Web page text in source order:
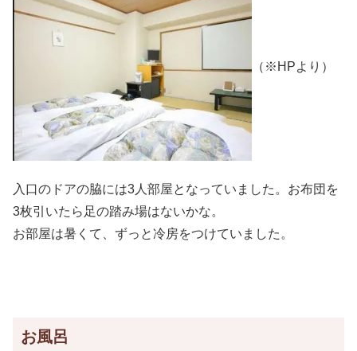
（※HPより）
入口のドアの脇には3人部屋となっていました。お布団を
3枚引いたら足の踏み場はないかな。
お部屋は暑くて、ずっと冷房をつけていました。
お風呂